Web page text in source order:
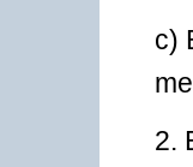
c)
2.